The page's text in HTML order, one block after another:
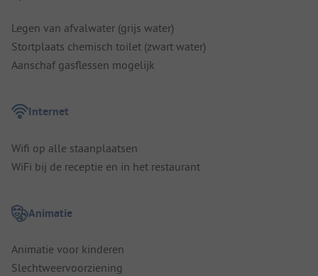
Legen van afvalwater (grijs water)
Stortplaats chemisch toilet (zwart water)
Aanschaf gasflessen mogelijk
Internet
Wifi op alle staanplaatsen
WiFi bij de receptie en in het restaurant
Animatie
Animatie voor kinderen
Slechtweervoorziening